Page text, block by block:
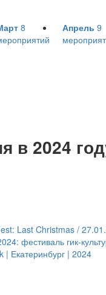
8
Апрель 9
в 2024
Last Christmas /
фестиваль гик-
| Екатеринбург | 2024